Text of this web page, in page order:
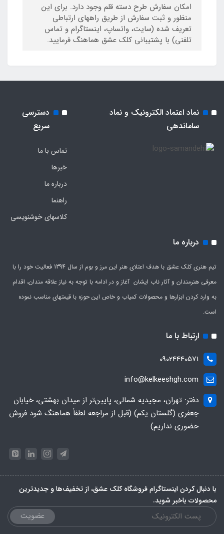
امکان سفارش طرح دسته قلم وجود دارد. برای این
منظور و ثبت سفارش از طریق راههای ارتباطی
تعریف شده (سایت، واتساپ، اینستاگرام و تماس
تلفنی) با پشتیبانی کلک عشق هماهنگ فرمایید.
نماد اعتماد الکترونیک و نماد
ساماندهی
دسترسی
سریع
تماس با ما
خبرها
درباره ما
راهنما
کلاسهای خوشنویسی
درباره ما
تیم هنری کلک عشق با هدف اعتلای هنر این مرز و بوم از سال 1394 فعالیت خود را با
معرفی هنرمندان و آثار ناب ایشان آغاز و در ادامه با توجه به نیاز علاقه مندان، اقدام
به وارد کردن ابزارها و محصولات کمیاب و خاص این حوزه با قیمتهای مناسب نموده
است.
ارتباط با ما
09024440571
info@kelkeeshgh.com
دفتر: تهران، مجیدیه شمالی، پایین‌تر از میدان بهشتی، خیابان
جعفری (گلستان یکم) (قبل از مراجعه لطفاً هماهنگ شود فروش
حضوری نداریم)
با دنبال کردن اینستاگرام فروشگاه کلک عشق، از تخفیف‌ها و جدیدترین‌
محصولات باخبر شوید.
عضویت